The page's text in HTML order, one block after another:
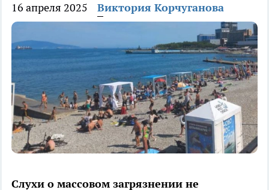
16 апреля 2025 Виктория Корчуганова
Слухи о массовом загрязнении не